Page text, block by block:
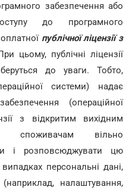
забезпечення або
до програмного
публічної ліцензії з
цьому, публічні ліцензії
до уваги. Тобто,
системи) надає
(операційної
з відкритим вихідним
вільно
і розповсюджувати цю
персональні дані,
налаштування,